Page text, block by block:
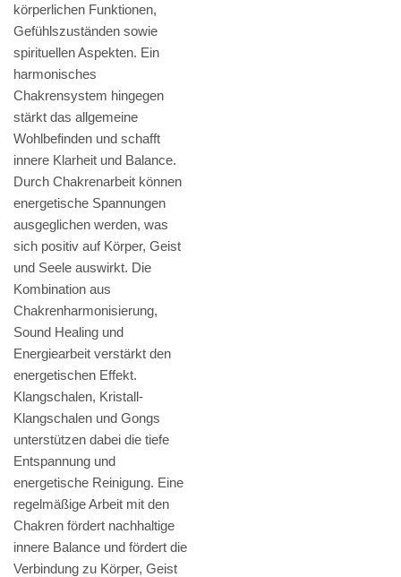
körperlichen Funktionen,
Gefühlszuständen sowie
spirituellen Aspekten. Ein
harmonisches
Chakrensystem hingegen
stärkt das allgemeine
Wohlbefinden und schafft
innere Klarheit und Balance.
Durch Chakrenarbeit können
energetische Spannungen
ausgeglichen werden, was
sich positiv auf Körper, Geist
und Seele auswirkt. Die
Kombination aus
Chakrenharmonisierung,
Sound Healing und
Energiearbeit verstärkt den
energetischen Effekt.
Klangschalen, Kristall-
Klangschalen und Gongs
unterstützen dabei die tiefe
Entspannung und
energetische Reinigung. Eine
regelmäßige Arbeit mit den
Chakren fördert nachhaltige
innere Balance und fördert die
Verbindung zu Körper, Geist